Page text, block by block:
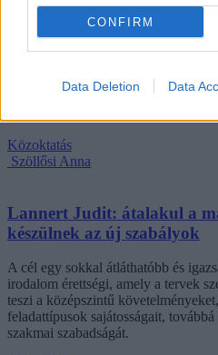
CONFIRM
Data Deletion Data
PDSZ: „A
Lannert Judit bejelentése szerint
elérhetővé vált a tankerületek
Közoktatás
Szöllősi Anna
Lannert Judit: átalakul a
készülnek az új szabályok
A cél egy sokkal átláthatóbb és
irodalom érettségi, amely a tervek
teszi a középszintű
feladattípusok sajátosságait,
szakmai szabadságát.